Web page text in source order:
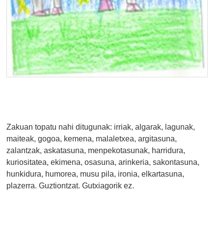
Zakuan topatu nahi ditugunak: irriak, algarak, lagunak,
maiteak, gogoa, kemena, malaletxea, argitasuna,
zalantzak, askatasuna, menpekotasunak, harridura,
kuriositatea, ekimena, osasuna, arinkeria, sakontasuna,
hunkidura, humorea, musu pila, ironia, elkartasuna,
plazerra. Guztiontzat. Gutxiagorik ez.